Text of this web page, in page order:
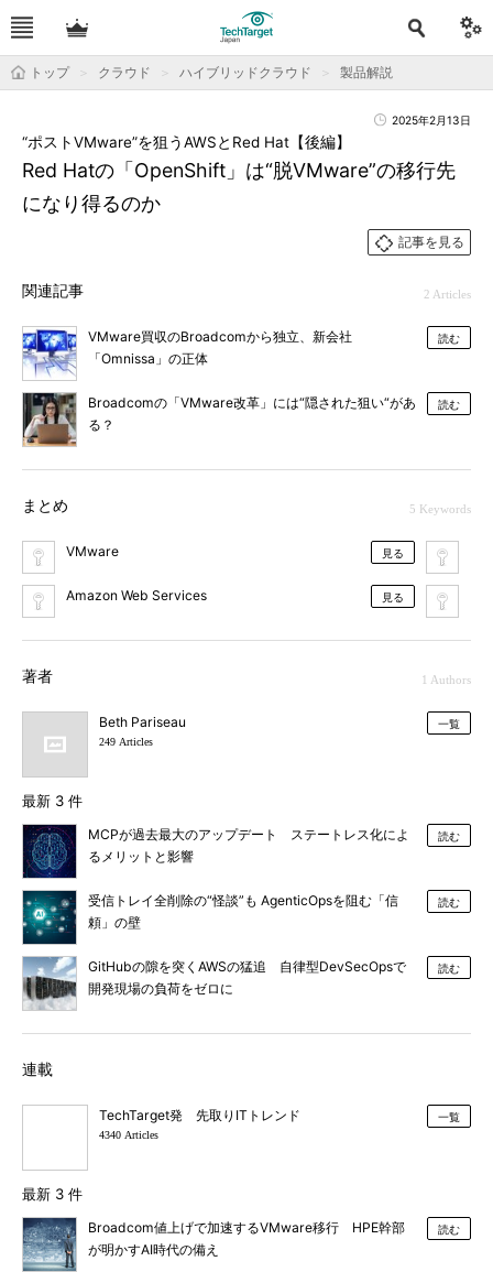
トップ クラウド ハイブリッドクラウド 製品解説
2025年2月13日
Red Hatの「OpenShift」は“脱VMware”の移行先
になり得るのか
“ポストVMware”を狙うAWSとRed Hat【後編】
記事を見る
関連記事 2 Articles
VMware買収のBroadcomから独立、新会社
「Omnissa」の正体
読む
Broadcomの「VMware改革」には“隠された狙い“があ
る？
読む
まとめ 5 Keywords
VMware 見る
Amazon Web Services 見る
著者 1 Authors
Beth Pariseau
249 Articles
一覧
最新 3 件
MCPが過去最大のアップデート ステートレス化によ
るメリットと影響
読む
受信トレイ全削除の“怪談”も AgenticOpsを阻む「信
頼」の壁
読む
GitHubの隙を突くAWSの猛追 自律型DevSecOpsで
開発現場の負荷をゼロに
読む
連載
TechTarget発 先取りITトレンド
4340 Articles
一覧
最新 3 件
Broadcom値上げで加速するVMware移行 HPE幹部
が明かすAI時代の備え
読む